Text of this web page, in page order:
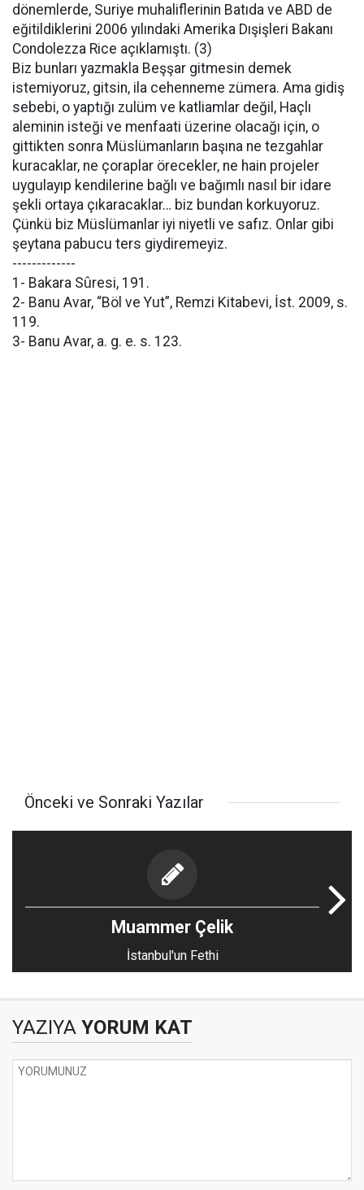
dönemlerde, Suriye muhaliflerinin Batıda ve ABD de
eğitildiklerini 2006 yılındaki Amerika Dışişleri Bakanı
Condolezza Rice açıklamıştı. (3)
Biz bunları yazmakla Beşşar gitmesin demek
istemiyoruz, gitsin, ila cehenneme zümera. Ama gidiş
sebebi, o yaptığı zulüm ve katliamlar değil, Haçlı
aleminin isteği ve menfaati üzerine olacağı için, o
gittikten sonra Müslümanların başına ne tezgahlar
kuracaklar, ne çoraplar örecekler, ne hain projeler
uygulayıp kendilerine bağlı ve bağımlı nasıl bir idare
şekli ortaya çıkaracaklar… biz bundan korkuyoruz.
Çünkü biz Müslümanlar iyi niyetli ve safız. Onlar gibi
şeytana pabucu ters giydiremeyiz.
-------------
1- Bakara Sûresi, 191.
2- Banu Avar, “Böl ve Yut”, Remzi Kitabevi, İst. 2009, s.
119.
3- Banu Avar, a. g. e. s. 123.
Önceki ve Sonraki Yazılar
Muammer Çelik
İstanbul'un Fethi
YAZIYA YORUM KAT